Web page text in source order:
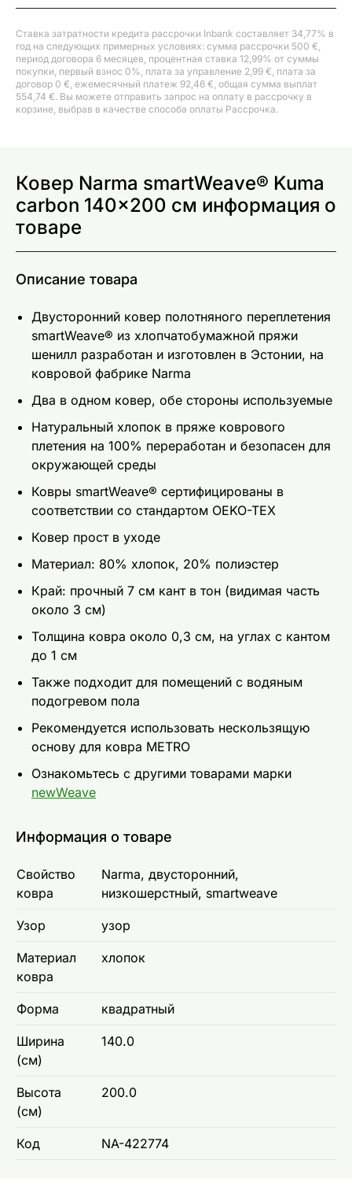
Ставка затратности кредита рассрочки Inbank составляет 34,77% в
год на следующих примерных условиях: сумма рассрочки 500 €,
период договора 6 месяцев, процентная ставка 12,99% от суммы
покупки, первый взнос 0%, плата за управление 2,99 €, плата за
договор 0 €, ежемесячный платеж 92,46 €, общая сумма выплат
554,74 €. Вы можете отправить запрос на оплату в рассрочку в
корзине, выбрав в качестве способа оплаты Рассрочка.
Ковер Narma smartWeave® Kuma
carbon 140x200 см информация о
товаре
Описание товара
Двусторонний ковер полотняного переплетения
smartWeave® из хлопчатобумажной пряжи
шенилл разработан и изготовлен в Эстонии, на
ковровой фабрике Narma
Два в одном ковер, обе стороны используемые
Натуральный хлопок в пряже коврового
плетения на 100% переработан и безопасен для
окружающей среды
Ковры smartWeave® сертифицированы в
соответствии со стандартом OEKO-TEX
Ковер прост в уходе
Mатериал: 80% хлопок, 20% полиэстер
Край: прочный 7 см кант в тон (видимая часть
около 3 см)
Толщина ковра около 0,3 см, на углах с кантом
до 1 см
Также подходит для помещений с водяным
подогревом пола
Рекомендуется использовать нескользящую
основу для ковра METRO
Ознакомьтесь с другими товарами марки
newWeave
Информация о товаре
Свойство
ковра
Narma, двусторонний,
низкошерстный, smartweave
Узор узор
Материал
ковра
хлопок
Форма квадратный
Ширина
(см)
140.0
Высота
(см)
200.0
Код NA-422774